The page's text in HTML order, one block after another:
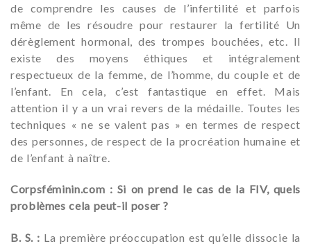
de comprendre les causes de l’infertilité et parfois
même de les résoudre pour restaurer la fertilité Un
dérèglement hormonal, des trompes bouchées, etc. Il
existe des moyens éthiques et intégralement
respectueux de la femme, de l’homme, du couple et de
l’enfant. En cela, c’est fantastique en effet. Mais
attention il y a un vrai revers de la médaille. Toutes les
techniques « ne se valent pas » en termes de respect
des personnes, de respect de la procréation humaine et
de l’enfant à naître.
Corpsféminin.com : Si on prend le cas de la FIV, quels
problèmes cela peut-il poser ?
B. S. : La première préoccupation est qu’elle dissocie la